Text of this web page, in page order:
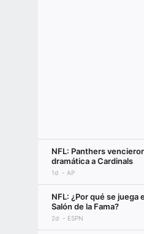
NFL: Panthers
dramática a Cardinals
1d AP
NFL: ¿Por qué se juega
Salón de la Fama?
2d ESPN